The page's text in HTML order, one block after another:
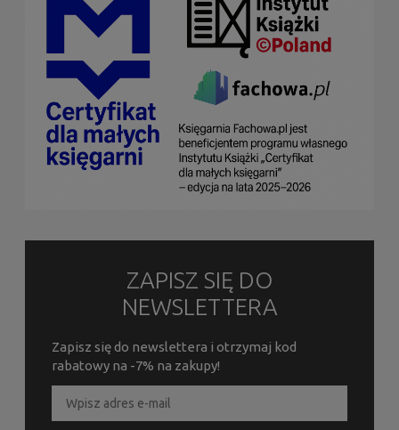
ZAPISZ SIĘ DO
NEWSLETTERA
Zapisz się do newslettera i otrzymaj kod
rabatowy na -7% na zakupy!